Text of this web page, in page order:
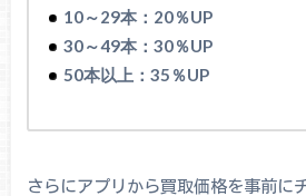
10～29本：20％UP
30～49本：30％UP
50本以上：35％UP
さらにアプリから買取価格を事前に